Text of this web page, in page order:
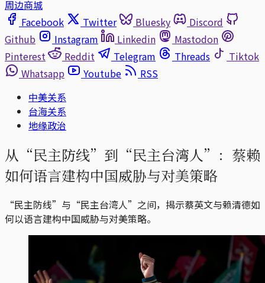
周边商城
Facebook
Twitter Bluesky
Discord
Github
Instagram Linkedin
Mastodon
Pinterest
Reddit Telegram Threads
Tiktok
Whatsapp
Youtube
RSS
中美关系
台海关系
地缘政治
从“民主防线”到“民主台湾人”：蔡赖
如何语言建构中国威胁与对美策略
“民主防线”与“民主台湾人”之间，揭示蔡英文与赖清德如
何以语言建构中国威胁与对美策略。